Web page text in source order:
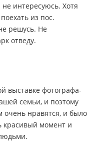
не интересуюсь. Хотя
из пос.
решусь. Не
отведу.
выставке фотографа-
семьи, и поэтому
очень нравятся, и было
красивый момент и